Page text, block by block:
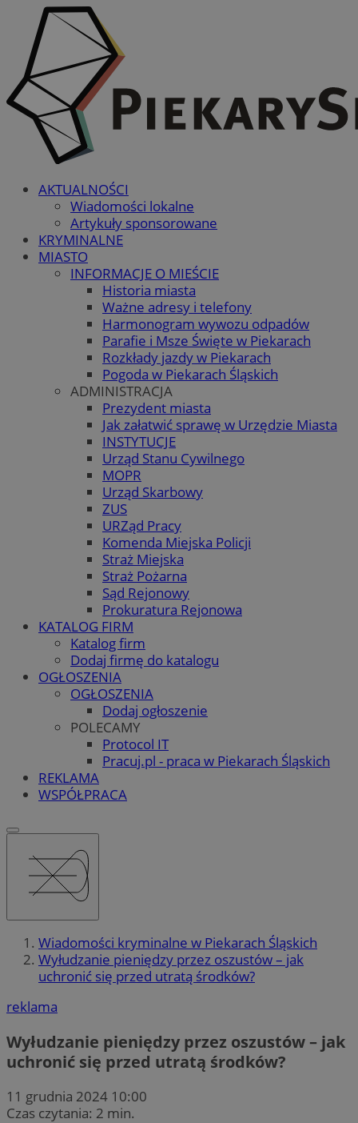
AKTUALNOŚCI
Wiadomości lokalne
Artykuły sponsorowane
KRYMINALNE
MIASTO
INFORMACJE O MIEŚCIE
Historia miasta
Ważne adresy i telefony
Harmonogram wywozu odpadów
Parafie i Msze Święte w Piekarach
Rozkłady jazdy w Piekarach
Pogoda w Piekarach Śląskich
ADMINISTRACJA
Prezydent miasta
Jak załatwić sprawę w Urzędzie Miasta
INSTYTUCJE
Urząd Stanu Cywilnego
MOPR
Urząd Skarbowy
ZUS
URZąd Pracy
Komenda Miejska Policji
Straż Miejska
Straż Pożarna
Sąd Rejonowy
Prokuratura Rejonowa
KATALOG FIRM
Katalog firm
Dodaj firmę do katalogu
OGŁOSZENIA
OGŁOSZENIA
Dodaj ogłoszenie
POLECAMY
Protocol IT
Pracuj.pl - praca w Piekarach Śląskich
REKLAMA
WSPÓŁPRACA
Wiadomości kryminalne w Piekarach Śląskich
Wyłudzanie pieniędzy przez oszustów – jak
uchronić się przed utratą środków?
reklama
Wyłudzanie pieniędzy przez oszustów – jak
uchronić się przed utratą środków?
11 grudnia 2024 10:00
Czas czytania: 2 min.